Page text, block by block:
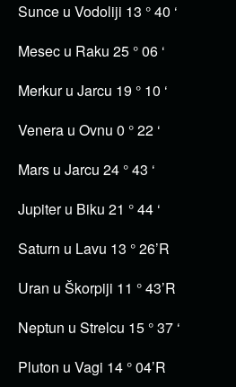
Sunce u Vodoliji 13 ° 40 ‘
Mesec u Raku 25 ° 06 ‘
Merkur u Jarcu 19 ° 10 ‘
Venera u Ovnu 0 ° 22 ‘
Mars u Jarcu 24 ° 43 ‘
Jupiter u Biku 21 ° 44 ‘
Saturn u Lavu 13 ° 26’R
Uran u Škorpiji 11 ° 43’R
Neptun u Strelcu 15 ° 37 ‘
Pluton u Vagi 14 ° 04’R